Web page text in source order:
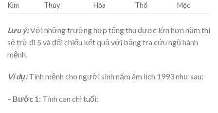
Kim
Thủy Hỏa Thổ Mộc
Lưu ý:Với những trường hợp tổng thu được lớn hơn năm thì
sẽ trừ đi 5 và đối chiếu kết quả với bảng tra cứu ngũ hành
mệnh.
Ví dụ:Tính mệnh cho người sinh năm âm lịch 1993 như sau:
– Bước 1: Tính can chi tuổi: